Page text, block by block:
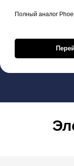
Полный аналог